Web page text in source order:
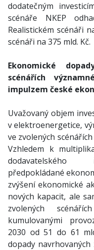
dodatečným
scénáře NKEP
Realistickém scénáři
scénáři na 375 mld. Kč.
Ekonomické
scénářích
impulzem české
Uvažovaný objem
v elektroenergetice,
ve zvolených
Vzhledem k
předpokládané
zvýšení ekonomické
nových kapacit, ale
zvolených
kumulovanými
2030 od 51 do 61
dopady